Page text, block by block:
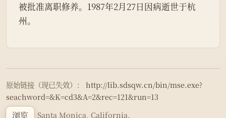
浏览
被批准离职修养。1987年2月27日因病逝世于杭
州。
原始链接（现已失效）：
http://lib.sdsqw.cn/bin/mse.exe?
seachword=&K=cd3&A=2&rec=121&run=13
Made in Santa Monica, California.